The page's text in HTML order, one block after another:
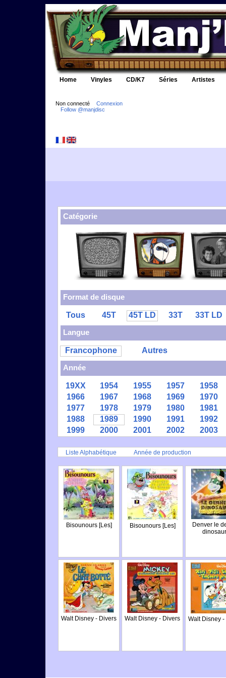
Home Vinyles CD/K7 Séries Artistes
Non connecté
Connexion
Follow @manjdisc
Catégorie
Format de disque
Tous 45T 45T LD 33T
33T LD
Langue
Francophone
Autres
Année
19XX 1954 1955 1957
1958
1966
1967 1968 1969
1970
1977
1978 1979 1980
1981
1988
1989 1990 1991
1992
1999
2000 2001 2002 2003
Liste Alphabétique Année de production
Bisounours [Les] Bisounours [Les]
Denver le
Walt Disney - Divers Walt Disney - Divers Walt Disney -